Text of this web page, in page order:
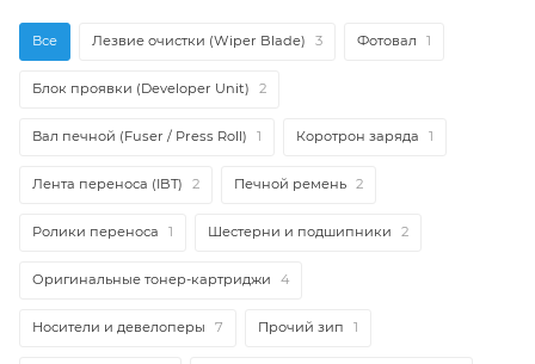
Все Лезвие очистки (Wiper Blade) 3 Фотовал 1
Блок проявки (Developer Unit) 2
Вал печной (Fuser / Press Roll) 1 Коротрон заряда 1
Лента переноса (IBT) 2 Печной ремень 2
Ролики переноса 1 Шестерни и подшипники 2
Оригинальные тонер-картриджи 4
Носители и девелоперы 7 Прочий зип 1